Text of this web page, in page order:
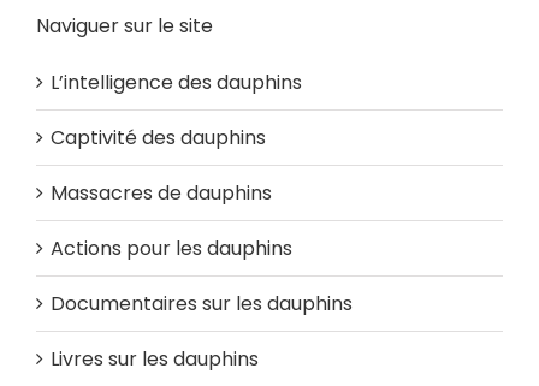
Naviguer sur le site
L’intelligence des dauphins
Captivité des dauphins
Massacres de dauphins
Actions pour les dauphins
Documentaires sur les dauphins
Livres sur les dauphins